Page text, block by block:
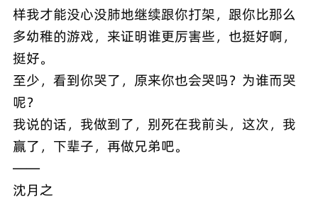
样我才能没心没肺地继续跟你打架，跟你比那么
多幼稚的游戏，来证明谁更厉害些，也挺好啊，
挺好。
至少，看到你哭了，原来你也会哭吗？为谁而哭
呢？
我说的话，我做到了，别死在我前头，这次，我
赢了，下辈子，再做兄弟吧。
——
沈月之